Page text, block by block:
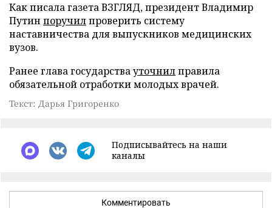
Как писала газета ВЗГЛЯД, президент Владимир
Путин поручилпроверить систему
наставничества для выпускников медицинских
вузов.
Ранее глава государствауточнилправила
обязательной отработки молодых врачей.
Текст: Дарья Григоренко
Подписывайтесь на наши
каналы
Комментировать